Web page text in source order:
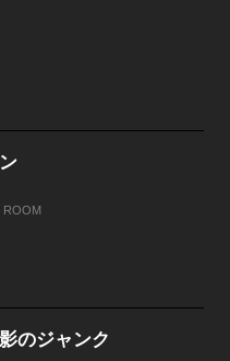
ROOM
のジャンク